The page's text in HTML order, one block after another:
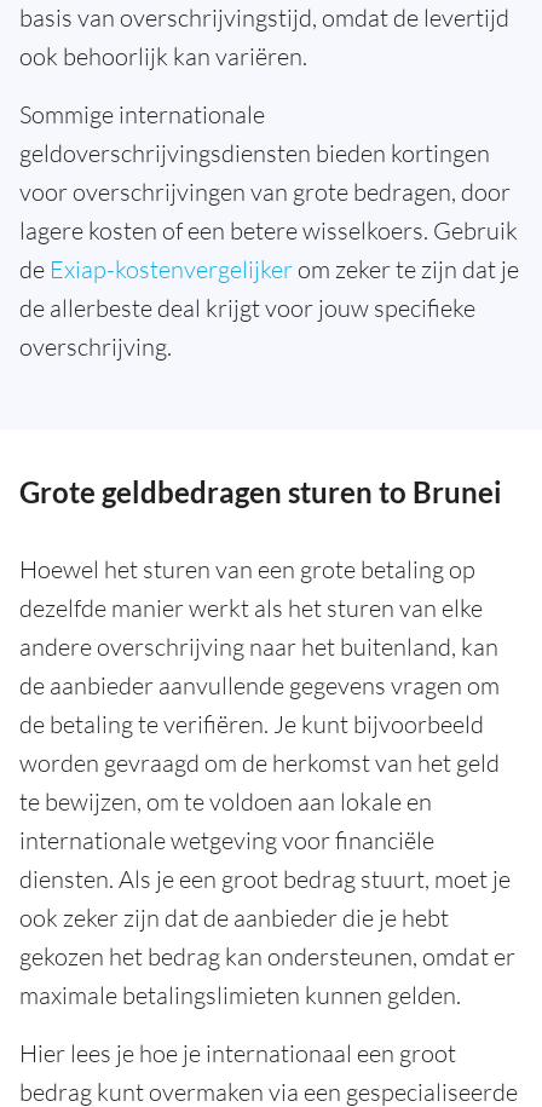
basis van overschrijvingstijd, omdat de levertijd
ook behoorlijk kan variëren.
Sommige internationale
geldoverschrijvingsdiensten bieden kortingen
voor overschrijvingen van grote bedragen, door
lagere kosten of een betere wisselkoers. Gebruik
de Exiap-kostenvergelijker om zeker te zijn dat je
de allerbeste deal krijgt voor jouw specifieke
overschrijving.
Grote geldbedragen sturen to Brunei
Hoewel het sturen van een grote betaling op
dezelfde manier werkt als het sturen van elke
andere overschrijving naar het buitenland, kan
de aanbieder aanvullende gegevens vragen om
de betaling te verifiëren. Je kunt bijvoorbeeld
worden gevraagd om de herkomst van het geld
te bewijzen, om te voldoen aan lokale en
internationale wetgeving voor financiële
diensten. Als je een groot bedrag stuurt, moet je
ook zeker zijn dat de aanbieder die je hebt
gekozen het bedrag kan ondersteunen, omdat er
maximale betalingslimieten kunnen gelden.
Hier lees je hoe je internationaal een groot
bedrag kunt overmaken via een gespecialiseerde